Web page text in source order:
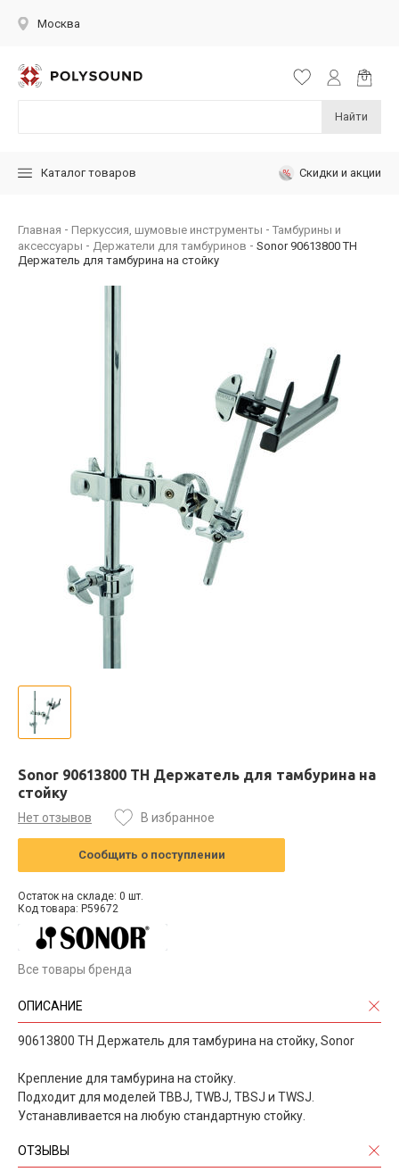
Москва
Найти
Каталог товаров Скидки и акции
Главная Перкуссия, шумовые инструменты
Тамбурины и
аксессуары
Держатели для тамбуринов
Sonor 90613800 TH
Держатель для тамбурина на стойку
Sonor 90613800 TH Держатель для тамбурина на
стойку
Нет отзывов В избранное
Сообщить о поступлении
Остаток на складе: 0 шт.
Код товара: P59672
Все товары бренда
ОПИСАНИЕ
90613800 TH Держатель для тамбурина на стойку, Sonor
Крепление для тамбурина на стойку.
Подходит для моделей TBBJ, TWBJ, TBSJ и TWSJ.
Устанавливается на любую стандартную стойку.
ОТЗЫВЫ